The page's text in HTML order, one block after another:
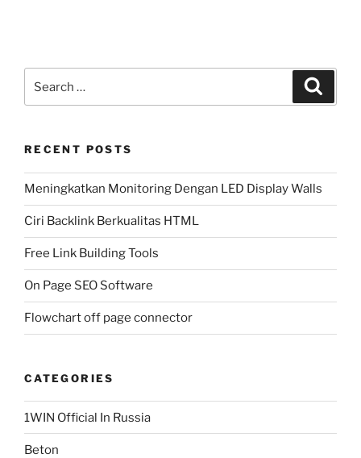
RECENT POSTS
Meningkatkan Monitoring Dengan LED Display Walls
Ciri Backlink Berkualitas HTML
Free Link Building Tools
On Page SEO Software
Flowchart off page connector
CATEGORIES
1WIN Official In Russia
Beton